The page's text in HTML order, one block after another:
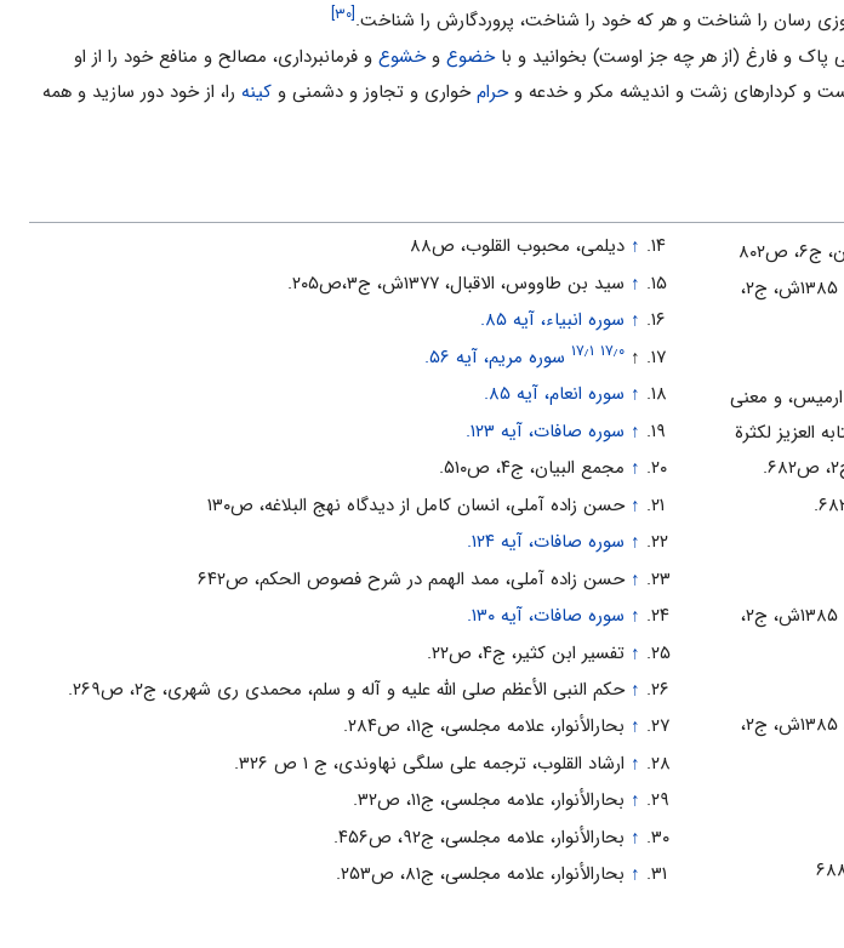
رسان را شناخت و هر که خود را شناخت، پروردگارش را شناخت.[۳۰]
پاک و فارغ (از هر چه جز اوست) بخوانید و باخضوعوخشوعو فرمانبرداری، مصالح و منافع خود را از او
و کردارهای زشت و اندیشه مکر و خدعه وحرامخواری و تجاوز و دشمنی و کینهرا، از خود دور سازید و همه
مرکز فرهنگ و معارف قرآن، اعلام قرآن از دایره المعارف قرآن کریم، ۱۳۸۵ش، ج۲،
ارمیس، و معنى
العزیز لکثرة
مرکز فرهنگ و معارف قرآن، اعلام قرآن از دایره المعارف قرآن کریم، ۱۳۸۵ش، ج۲،
مرکز فرهنگ و معارف قرآن، اعلام قرآن از دائره المعارف قرآن کریم، ۱۳۸۵ش، ج۲،
↑ دیلمی، محبوب القلوب، ص۸۸
↑ سید بن طاووس، الاقبال، ۱۳۷۷ش، ج۳،ص۲۰۵.
↑ سوره انبیاء، آیه ۸۵.
↑ ۱۷٫۰ ۱۷٫۱
سوره مریم، آیه ۵۶.
↑ سوره انعام، آیه ۸۵.
↑ سوره صافات، آیه ۱۲۳.
↑ مجمع ‌البیان، ج‌۴، ص‌۵۱۰.
↑ حسن زاده آملی، انسان کامل از دیدگاه نهج البلاغه، ص۱۳۰
↑ سوره صافات، آیه ۱۲۴.
↑ حسن زاده آملی، ممد الهمم در شرح فصوص الحکم، ص۶۴۲
↑ سوره صافات، آیه ۱۳۰.
↑ تفسیر ابن ‌کثیر، ج‌۴، ص‌۲۲.
↑ حکم النبی الأعظم صلى الله علیه و آله و سلم، محمدى رى شهرى، ج۲، ص۲۶۹.
↑ بحارالأنوار، علامه مجلسى، ج۱۱، ص۲۸۴.
↑ ارشاد القلوب، ترجمه على سلگى نهاوندى، ج ۱ ص ۳۲۶.
↑ بحارالأنوار، علامه مجلسى، ج۱۱، ص۳۲.
↑ بحارالأنوار، علامه مجلسى، ج۹۲، ص۴۵۶.
↑ بحارالأنوار، علامه مجلسى، ج۸۱، ص۲۵۳.